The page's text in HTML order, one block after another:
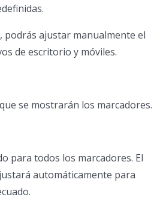
, podrás ajustar manualmente el
de escritorio y móviles.
se mostrarán los marcadores.
para todos los marcadores. El
automáticamente para